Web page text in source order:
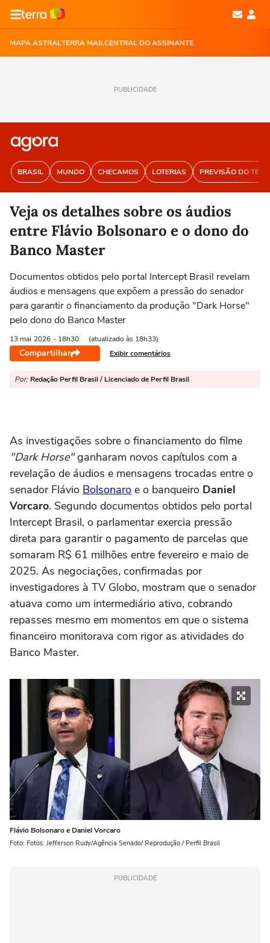
MAPA ASTRALTERRA MAILCENTRAL DO ASSINANTE
PUBLICIDADE
BRASIL MUNDO CHECAMOS LOTERIAS PREVISÃO DO
Veja os detalhes sobre os áudios
entre Flávio Bolsonaro e o dono do
Banco Master
Documentos obtidos pelo portal Intercept Brasil revelam
áudios e mensagens que expõem a pressão do senador
para garantir o financiamento da produção "Dark Horse"
pelo dono do Banco Master
13 mai 2026 - 18h30 (atualizado às 18h33)
Compartilhar Exibir comentários
Por: Redação Perfil Brasil / Licenciado de Perfil Brasil
As investigações sobre o financiamento do filme
"Dark Horse"ganharam novos capítulos com a
revelação de áudios e mensagens trocadas entre o
senador Flávio Bolsonaro e o banqueiro Daniel
Vorcaro. Segundo documentos obtidos pelo portal
Intercept Brasil, o parlamentar exercia pressão
direta para garantir o pagamento de parcelas que
somaram R$ 61 milhões entre fevereiro e maio de
2025. As negociações, confirmadas por
investigadores à TV Globo, mostram que o senador
atuava como um intermediário ativo, cobrando
repasses mesmo em momentos em que o sistema
financeiro monitorava com rigor as atividades do
Banco Master.
Flávio Bolsonaro e Daniel Vorcaro
Foto: Fotos: Jefferson Rudy/Agência Senado/ Reprodução / Perfil Brasil
PUBLICIDADE